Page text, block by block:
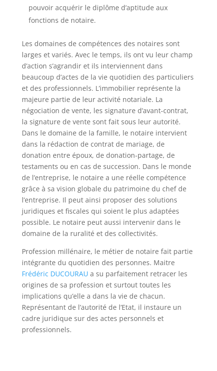
pouvoir acquérir le diplôme d’aptitude aux
fonctions de notaire.
Les domaines de compétences des notaires sont
larges et variés. Avec le temps, ils ont vu leur champ
d’action s’agrandir et ils interviennent dans
beaucoup d’actes de la vie quotidien des particuliers
et des professionnels. L’immobilier représente la
majeure partie de leur activité notariale. La
négociation de vente, les signature d’avant-contrat,
la signature de vente sont fait sous leur autorité.
Dans le domaine de la famille, le notaire intervient
dans la rédaction de contrat de mariage, de
donation entre époux, de donation-partage, de
testaments ou en cas de succession. Dans le monde
de l’entreprise, le notaire a une réelle compétence
grâce à sa vision globale du patrimoine du chef de
l’entreprise. Il peut ainsi proposer des solutions
juridiques et fiscales qui soient le plus adaptées
possible. Le notaire peut aussi intervenir dans le
domaine de la ruralité et des collectivités.
Profession millénaire, le métier de notaire fait partie
intégrante du quotidien des personnes. Maitre
Frédéric DUCOURAU a su parfaitement retracer les
origines de sa profession et surtout toutes les
implications qu’elle a dans la vie de chacun.
Représentant de l’autorité de l’Etat, il instaure un
cadre juridique sur des actes personnels et
professionnels.